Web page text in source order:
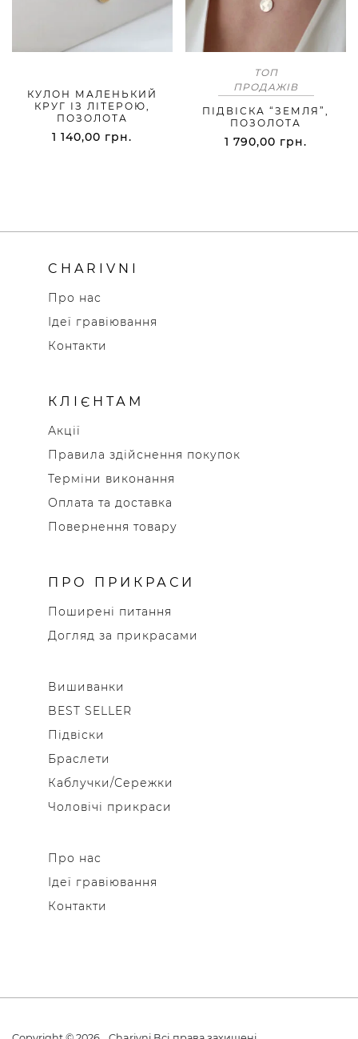
КУЛОН МАЛЕНЬКИЙ
КРУГ ІЗ ЛІТЕРОЮ,
ПОЗОЛОТА
1 140,00 грн.
ТОП
ПРОДАЖІВ
ПІДВІСКА “ЗЕМЛЯ”,
ПОЗОЛОТА
1 790,00 грн.
CHARIVNI
Про нас
Ідеї гравіювання
Контакти
КЛІЄНТАМ
Акції
Правила здійснення покупок
Терміни виконання
Оплата та доставка
Повернення товару
ПРО ПРИКРАСИ
Поширені питання
Догляд за прикрасами
Вишиванки
BEST SELLER
Підвіски
Браслети
Каблучки/Сережки
Чоловічі прикраси
Про нас
Ідеї гравіювання
Контакти